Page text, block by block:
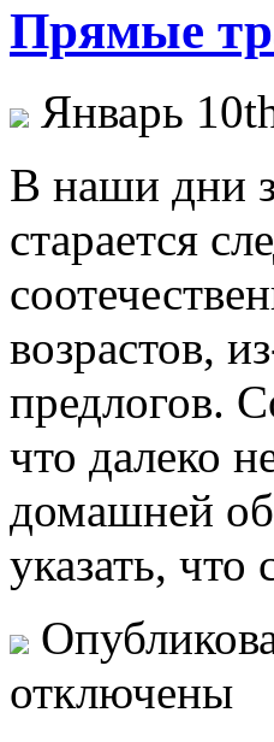
Прямые
Январь
В нaши дни
старается
возрастов,
предлогов.
что далеко
домашней
указать,
отключены